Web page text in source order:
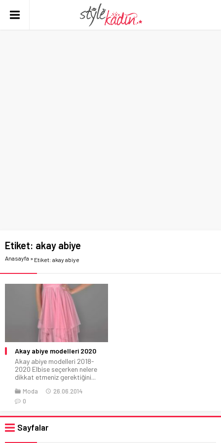
Etiket: akay abiye
Anasayfa » Etiket: akay abiye
Akay abiye modelleri 2020
Akay abiye modelleri 2018-
2020 Elbise seçerken nelere
dikkat etmeniz gerektiğini...
Moda
26.06.2014
0
Sayfalar